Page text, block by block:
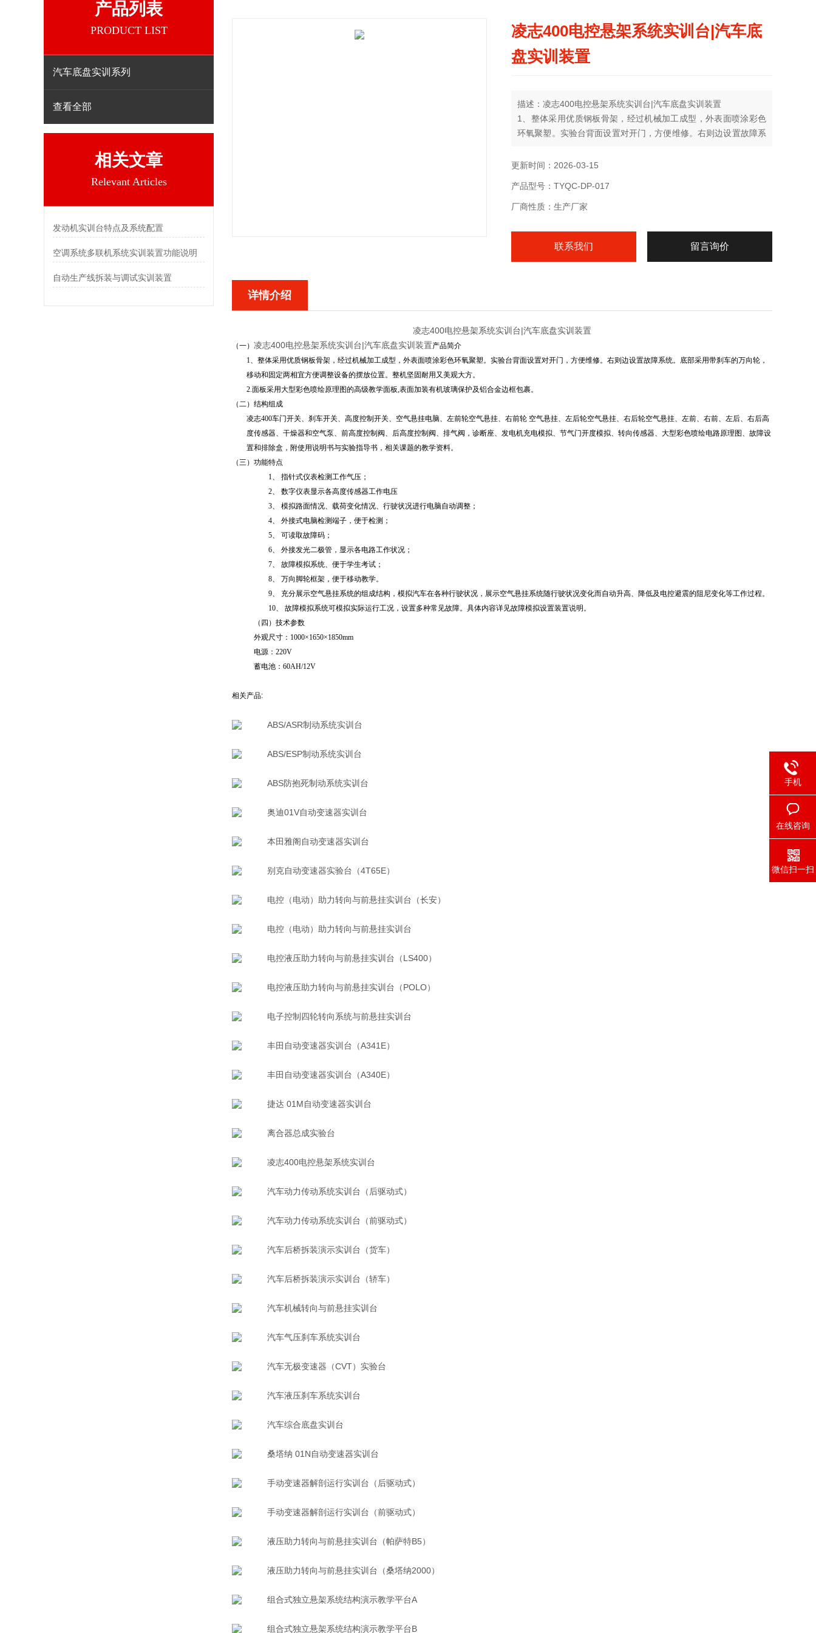
产品列表
PRODUCT LIST
汽车底盘实训系列
查看全部
相关文章
Relevant Articles
发动机实训台特点及系统配置
空调系统多联机系统实训装置功能说明
自动生产线拆装与调试实训装置
凌志400电控悬架系统实训台|汽车底
盘实训装置
描述：凌志400电控悬架系统实训台|汽车底盘实训装置
1、整体采用优质钢板骨架，经过机械加工成型，外表面喷涂彩色
环氧聚塑。实验台背面设置对开门，方便维修。右则边设置故障系
摆放位置。整机坚固耐用又美观大方。
2.面板采用大型彩色喷绘原理图的高级教学面板,表面加装有机玻璃
保护及铝合金边框包裹。
更新时间：2026-03-15
产品型号：TYQC-DP-017
厂商性质：生产厂家
联系我们 留言询价
详情介绍
凌志400电控悬架系统实训台|汽车底盘实训装置
（一） 凌志400电控悬架系统实训台|汽车底盘实训装置产品简介
1、整体采用优质钢板骨架，经过机械加工成型，外表面喷涂彩色环氧聚塑。实验台背面设置对开门，方便维修。右则边设置故障系统。底部采用带刹车的万向轮，
移动和固定两相宜方便调整设备的摆放位置。整机坚固耐用又美观大方。
2.面板采用大型彩色喷绘原理图的高级教学面板,表面加装有机玻璃保护及铝合金边框包裹。
（二） 结构组成
凌志400车门开关、刹车开关、高度控制开关、空气悬挂电脑、左前轮空气悬挂、右前轮 空气悬挂、左后轮空气悬挂、右后轮空气悬挂、左前、右前、左后、右后高
度传感器、干燥器和空气泵、前高度控制阀、后高度控制阀、排气阀，诊断座、发电机充电模拟、节气门开度模拟、转向传感器、大型彩色喷绘电路原理图、故障设
置和排除盒，附使用说明书与实验指导书，相关课题的教学资料。
（三） 功能特点
1、 指针式仪表检测工作气压；
2、 数字仪表显示各高度传感器工作电压
3、 模拟路面情况、载荷变化情况、行驶状况进行电脑自动调整；
4、 外接式电脑检测端子，便于检测；
5、 可读取故障码；
6、 外接发光二极管，显示各电路工作状况；
7、 故障模拟系统、便于学生考试；
8、 万向脚轮框架，便于移动教学。
9、 充分展示空气悬挂系统的组成结构，模拟汽车在各种行驶状况，展示空气悬挂系统随行驶状况变化而自动升高、降低及电控避震的阻尼变化等工作过程。
10、 故障模拟系统可模拟实际运行工况，设置多种常见故障。具体内容详见故障模拟设置装置说明。
（四） 技术参数
外观尺寸：1000×1650×1850mm
电源：220V
蓄电池：60AH/12V
相关产品:
ABS/ASR制动系统实训台
ABS/ESP制动系统实训台
ABS防抱死制动系统实训台
奥迪01V自动变速器实训台
本田雅阁自动变速器实训台
别克自动变速器实验台（4T65E）
电控（电动）助力转向与前悬挂实训台（长安）
电控（电动）助力转向与前悬挂实训台
电控液压助力转向与前悬挂实训台（LS400）
电控液压助力转向与前悬挂实训台（POLO）
电子控制四轮转向系统与前悬挂实训台
丰田自动变速器实训台（A341E）
丰田自动变速器实训台（A340E）
捷达 01M自动变速器实训台
离合器总成实验台
凌志400电控悬架系统实训台
汽车动力传动系统实训台（后驱动式）
汽车动力传动系统实训台（前驱动式）
汽车后桥拆装演示实训台（货车）
汽车后桥拆装演示实训台（轿车）
汽车机械转向与前悬挂实训台
汽车气压刹车系统实训台
汽车无极变速器（CVT）实验台
汽车液压刹车系统实训台
汽车综合底盘实训台
桑塔纳 01N自动变速器实训台
手动变速器解剖运行实训台（后驱动式）
手动变速器解剖运行实训台（前驱动式）
液压助力转向与前悬挂实训台（帕萨特B5）
液压助力转向与前悬挂实训台（桑塔纳2000）
组合式独立悬架系统结构演示教学平台A
组合式独立悬架系统结构演示教学平台B
手机
在线咨询
微信扫一扫